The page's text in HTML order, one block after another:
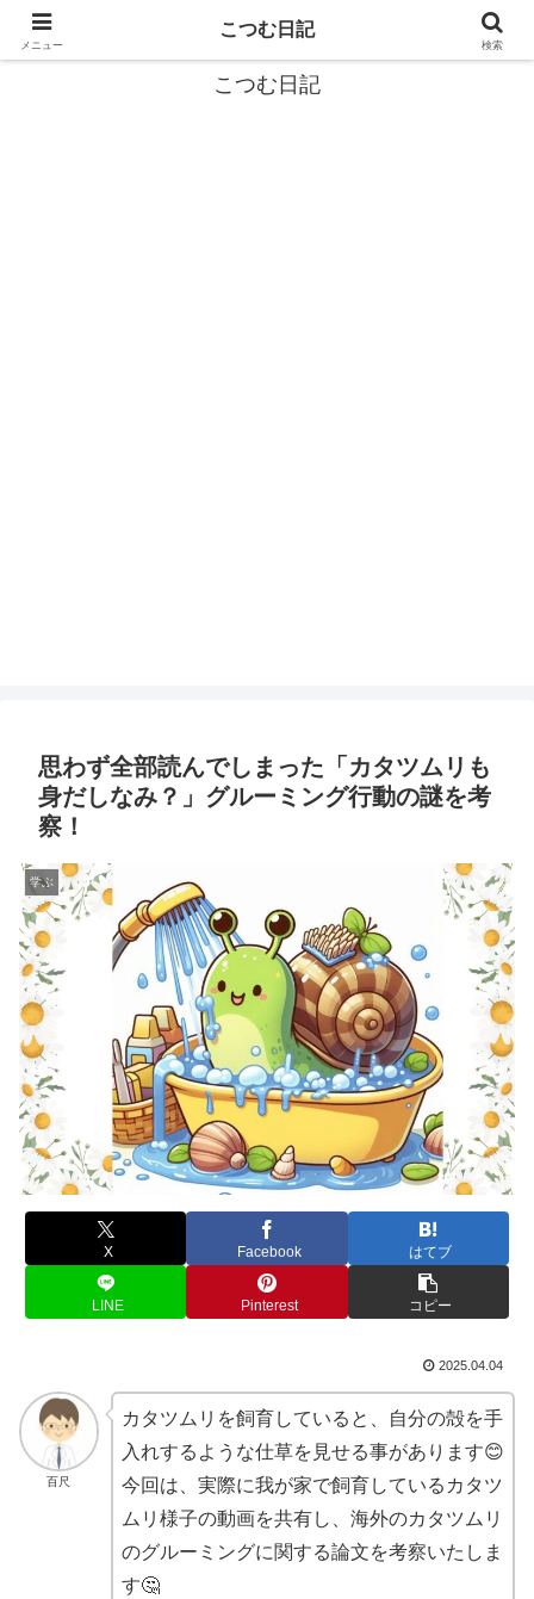
カタツムリから学ぶスローライフ🎓『こつむ日記』🐌
こつむ日記
思わず全部読んでしまった「カタツムリも
身だしなみ？」グルーミング行動の謎を考
察！
学ぶ
X Facebook はてブ
LINE Pinterest コピー
2025.04.04
百尺
カタツムリを飼育していると、自分の殻を手
入れするような仕草を見せる事があります😊
今回は、実際に我が家で飼育しているカタツ
ムリ様子の動画を共有し、海外のカタツムリ
のグルーミングに関する論文を考察いたしま
す🤔
メニュー
こつむ日記
検索